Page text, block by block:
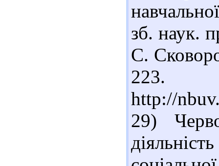
зб. наук.
С.
223.
http://
29)